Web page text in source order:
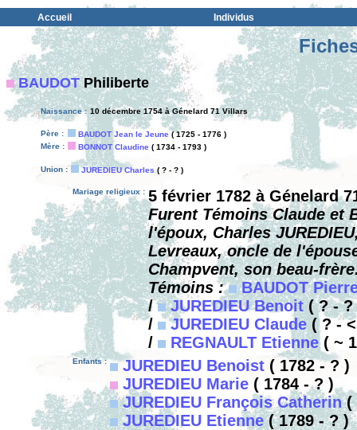
Accueil Individus
BAUDOTPhiliberte
Naissance : 10 décembre 1754 à Génelard 71 Villars
Père : BAUDOT Jean le Jeune ( 1725 - 1776 )
Mère :
BONNOT Claudine ( 1734 - 1793 )
Union : JUREDIEU Charles ( ? - ? )
Mariage religieux : 5 février 1782 à Génelard
Furent Témoins Claude et
l'époux, Charles
Levreaux, oncle de
Champvent, son beau-
Témoins :
BAUDOT
/
JUREDIEU Benoit ( ? - ?
/
JUREDIEU Claude( ? - <
/
REGNAULT Etienne( ~
Enfants : JUREDIEU Benoist ( 1782 - ? )
JUREDIEU Marie ( 1784 - ? )
JUREDIEU François Catherin(
JUREDIEU Etienne( 1789 - ? )